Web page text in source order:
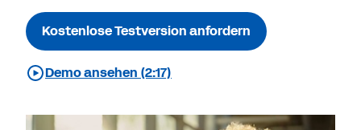
Kostenlose Testversion anfordern
Demo ansehen (2:17)